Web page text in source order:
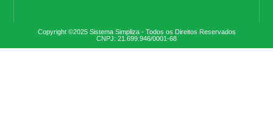
Copyright ©2025 Sistema Simpliza - Todos os Direitos Reservados
CNPJ: 21.699.946/0001-68